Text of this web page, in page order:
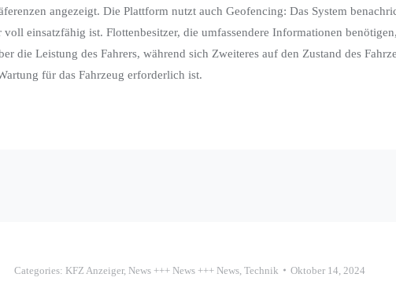
angezeigt. Die Plattform nutzt auch Geofencing: Das System
einsatzfähig ist. Flottenbesitzer, die umfassendere Informationen
die Leistung des Fahrers, während sich Zweiteres auf den Zustand des
für das Fahrzeug erforderlich ist.
Categories: KFZ Anzeiger, News +++ News +++ News Technik Oktober 14, 2024